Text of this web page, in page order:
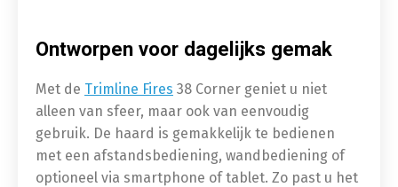
Ontworpen voor dagelijks gemak
Met de Trimline Fires 38 Corner geniet u niet
alleen van sfeer, maar ook van eenvoudig
gebruik. De haard is gemakkelijk te bedienen
met een afstandsbediening, wandbediening of
optioneel via smartphone of tablet. Zo past u het